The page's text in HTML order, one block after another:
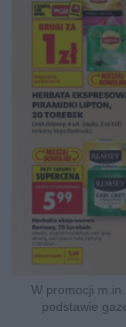
W promocji
podstawie